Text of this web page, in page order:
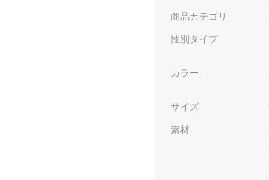
商品カテゴリ
性別タイプ
カラー
サイズ
素材